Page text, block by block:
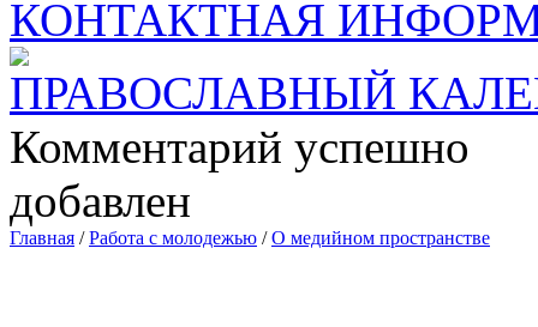
КОНТАКТНАЯ
ПРАВОСЛАВНЫЙ
Комментарий успешно
добавлен
Главная /Работа с молодежью /О медийном пространстве